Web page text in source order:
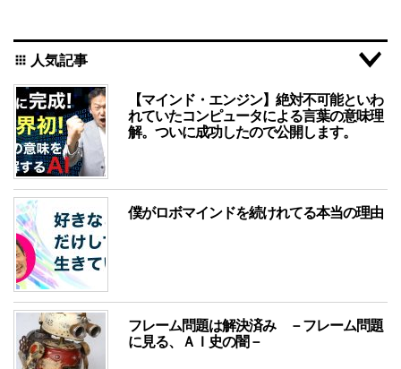
apps 人気記事
【マインド・エンジン】絶対不可能といわ
れていたコンピュータによる言葉の意味理
解。ついに成功したので公開します。
僕がロボマインドを続けれてる本当の理由
フレーム問題は解決済み －フレーム問題
に見る、ＡＩ史の闇－